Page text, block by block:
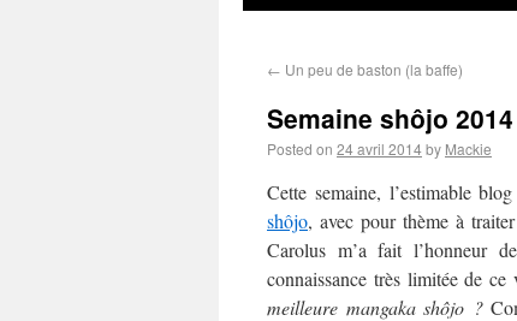
← Un peu de baston (la baffe)
Semaine shôjo
Posted on 24 avril 2014by Mackie
Cette semaine, l’estimable
shôjo, avec pour thème à
Carolus m’a fait l’honneur
connaissance très limitée de
meilleure mangaka shôjo ?